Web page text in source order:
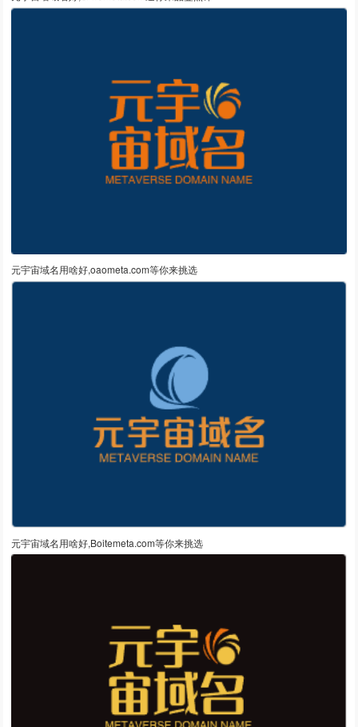
元宇宙域名用啥好,oaometa.com等你来挑选
元宇宙域名用啥好,Boitemeta.com等你来挑选